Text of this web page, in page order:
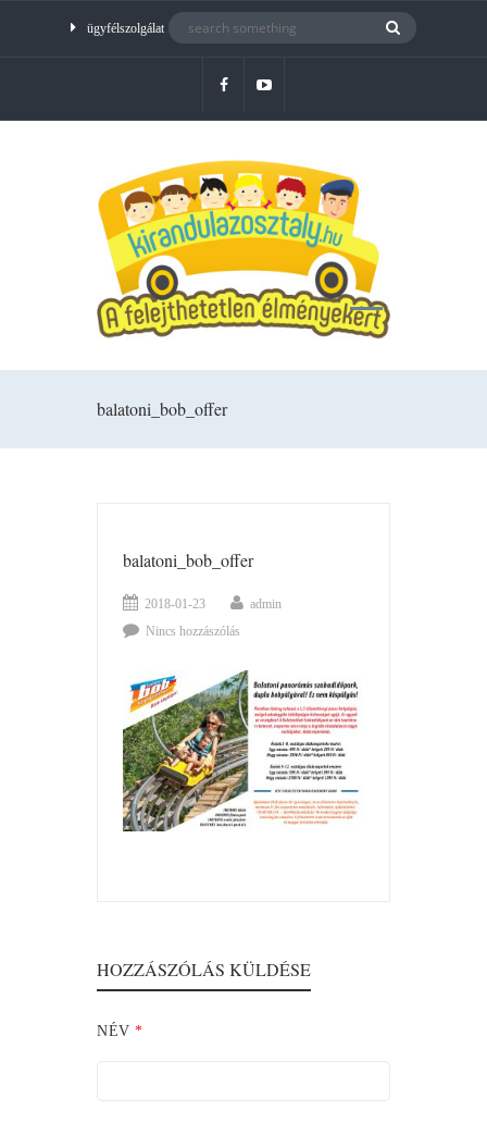
ügyfélszolgálat
balatoni_bob_offer
balatoni_bob_offer
2018-01-23
admin
Nincs hozzászólás
HOZZÁSZÓLÁS KÜLDÉSE
NÉV *